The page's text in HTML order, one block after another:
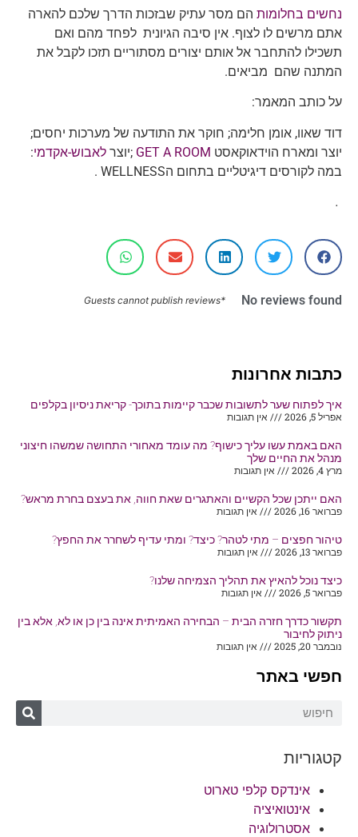
כתבות אחרונות
איך לפתוח שער לתשובות שכבר קיימות בתוכך- קריאת ניסיון בקלפים
אפריל 5, 2026
אין תגובות
האם באמת עשו עליך כישוף? מה עומד מאחורי התחושה שמשהו חיצוני
מנהל את החיים שלך
מרץ 4, 2026
אין תגובות
האם ייתכן שכל הקשיים והאתגרים שאת חווה, את בעצם בחרת מראש?
פברואר 16, 2026
אין תגובות
טיהור חפצים – מתי לטהר? כיצד? ומתי עדיף לשחרר את החפץ?
פברואר 13, 2026
אין תגובות
כיצד נוכל להאיץ את תהליך הצמיחה שלנו?
פברואר 5, 2026
אין תגובות
תקשור כדרך חזרה הבית – הבחירה האמיתית אינה בין כן או לא, אלא בין
ניתוק לחיבור
נובמבר 20, 2025
אין תגובות
חפשי באתר
קטגוריות
אינדקס קלפי טארוט
אינטואיציה
אסטרולוגיה
נחשים בחלומות הם מסר עתיק שבזכות הדרך שלכם להארה
אתם מרשים לו לצוף. אין סיבה הגיונית לפחד מהם ואם
תשכילו להתחבר אל אותם יצורים מסתוריים תזכו לקבל את
המתנה שהם מביאים.
על כותב המאמר:
דוד שאוו, אומן חלימה; חוקר את התודעה של מערכות יחסים;
יוצר ומארח הוידאוקאסט
GET A ROOM ;יוצר לאבוש-אקדמי:
במה לקורסים דיגיטליים בתחום הWELLNESS .
.
No reviews found
*Guests cannot publish reviews